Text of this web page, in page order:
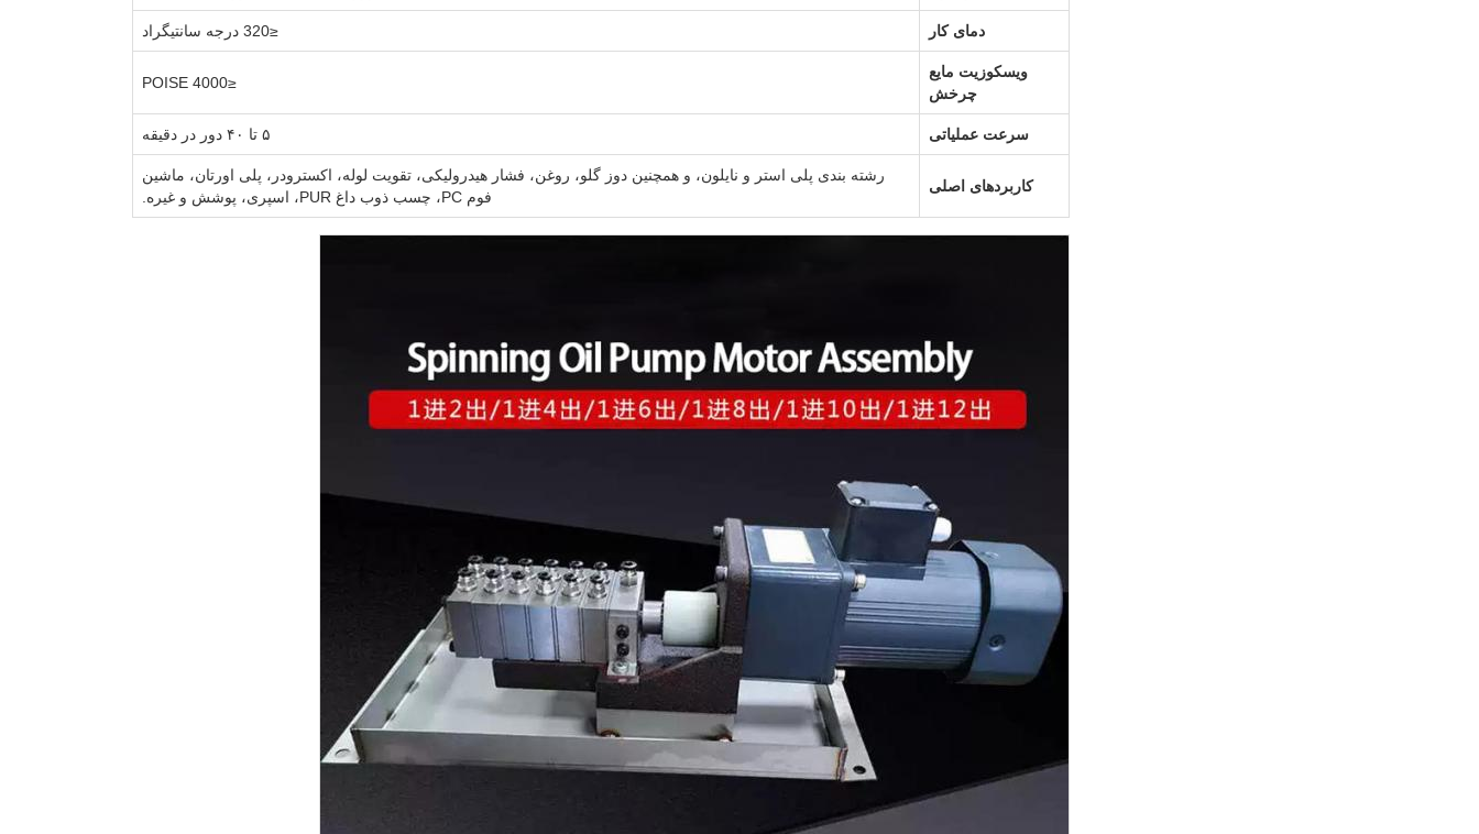
دمای کار ≤320 درجه سانتیگراد
ويسکوزيت مايع
چرخش
≤4000 POISE
سرعت عملیاتی ۵ تا ۴۰ دور در دقیقه
کاربردهای اصلی
رشته بندی پلی استر و نایلون، و همچنین دوز گلو، روغن، فشار هیدرولیکی، تقویت لوله، اکسترودر، پلی اورتان، ماشین
فوم PC، چسب ذوب داغ PUR، اسپری، پوشش و غیره.